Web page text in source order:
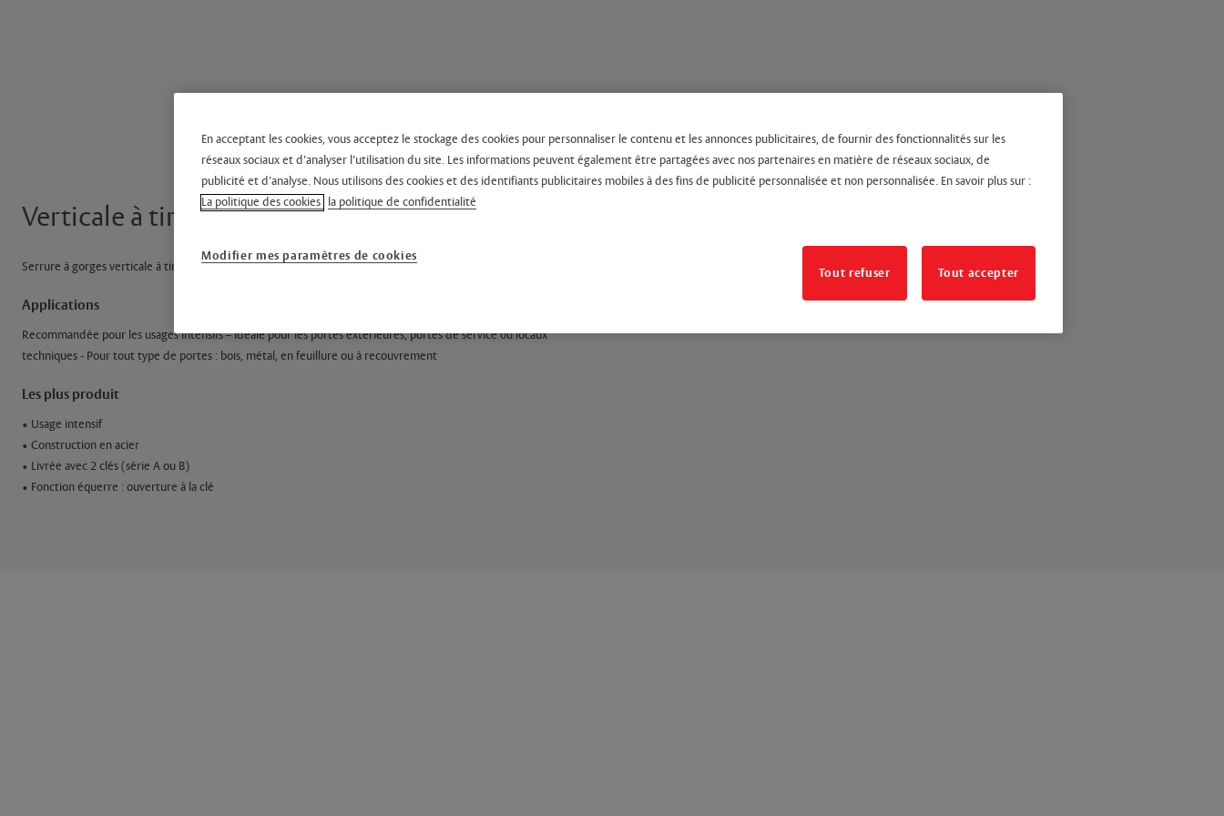
Verticale à tirage - standard
Serrure à gorges verticale à tirage - standard - 127000
Applications
Recommandée pour les usages intensifs – Idéale pour les portes extérieures, portes de service ou locaux
techniques - Pour tout type de portes : bois, métal, en feuillure ou à recouvrement
Les plus produit
• Usage intensif
• Construction en acier
• Livrée avec 2 clés (série A ou B)
• Fonction équerre : ouverture à la clé
En acceptant les cookies, vous acceptez le stockage des cookies pour personnaliser le contenu et les annonces publicitaires, de fournir des fonctionnalités sur les
réseaux sociaux et d’analyser l’utilisation du site. Les informations peuvent également être partagées avec nos partenaires en matière de réseaux sociaux, de
publicité et d’analyse. Nous utilisons des cookies et des identifiants publicitaires mobiles à des fins de publicité personnalisée et non personnalisée. En savoir plus sur :
La politique des cookies la politique de confidentialité
Modifier mes paramètres de cookies
Tout refuser
Tout accepter